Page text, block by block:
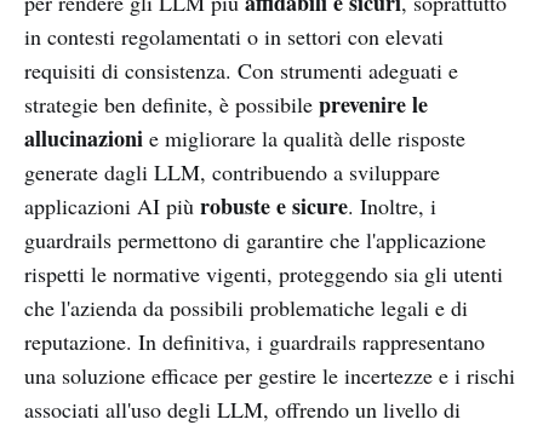
in contesti regolamentati o in settori con elevati
requisiti di consistenza. Con strumenti adeguati e
strategie ben definite, è possibile prevenire le
allucinazioni e migliorare la qualità delle risposte
generate dagli LLM, contribuendo a sviluppare
applicazioni AI più robuste e sicure. Inoltre, i
guardrails permettono di garantire che l'applicazione
rispetti le normative vigenti, proteggendo sia gli utenti
che l'azienda da possibili problematiche legali e di
reputazione. In definitiva, i guardrails rappresentano
una soluzione efficace per gestire le incertezze e i rischi
associati all'uso degli LLM, offrendo un livello di